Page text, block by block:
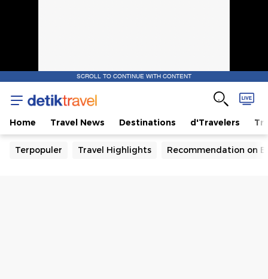
SCROLL TO CONTINUE WITH CONTENT
Home Travel News Destinations d'Travelers
Terpopuler Travel Highlights Recommendation on